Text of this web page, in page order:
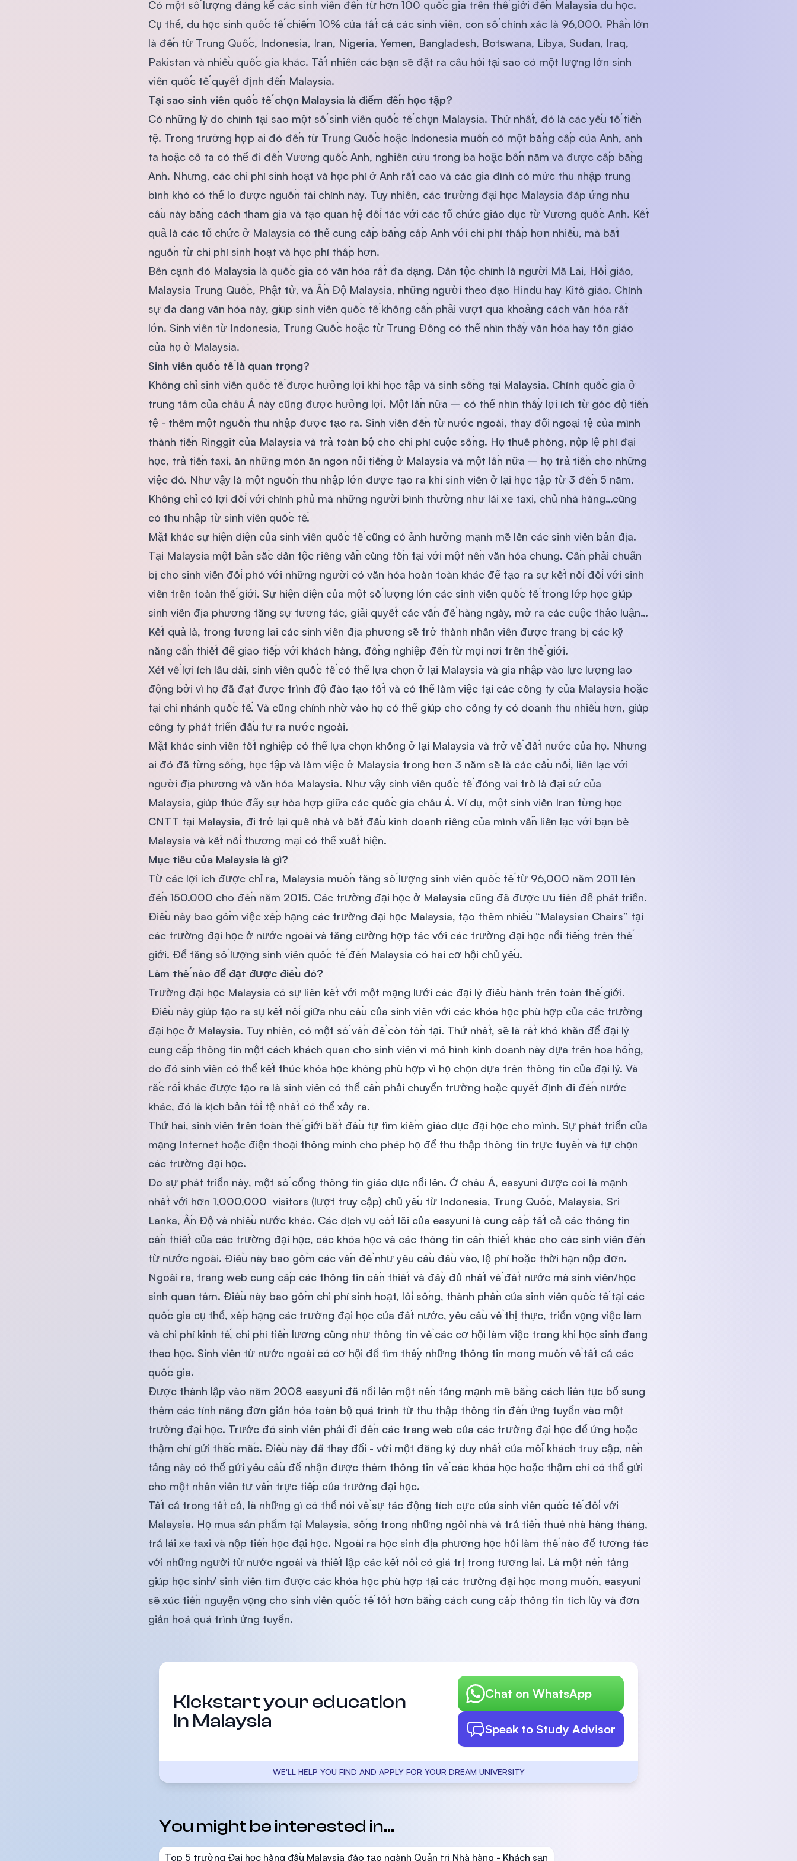
SEGi University Kota Damansara
Management and Science University (MSU)
Có một số lượng đáng kể các sinh viên đến từ hơn 100 quốc gia trên thế giới đến Malaysia du học.
Cụ thể, du học sinh quốc tế chiếm 10% của tất cả các sinh viên, con số chính xác là 96,000. Phần lớn
là đến từ Trung Quốc, Indonesia, Iran, Nigeria, Yemen, Bangladesh, Botswana, Libya, Sudan, Iraq,
Pakistan và nhiều quốc gia khác. Tất nhiên các bạn sẽ đặt ra câu hỏi tại sao có một lượng lớn sinh
viên quốc tế quyết định đến Malaysia.
Tại sao sinh viên quốc tế chọn Malaysia là điểm đến học tập?
Có những lý do chính tại sao một số sinh viên quốc tế chọn Malaysia. Thứ nhất, đó là các yếu tố tiền
tệ. Trong trường hợp ai đó đến từ Trung Quốc hoặc Indonesia muốn có một bằng cấp của Anh, anh
ta hoặc cô ta có thể đi đến Vương quốc Anh, nghiên cứu trong ba hoặc bốn năm và được cấp bằng
Anh. Nhưng, các chi phí sinh hoạt và học phí ở Anh rất cao và các gia đình có mức thu nhập trung
bình khó có thể lo được nguồn tài chính này. Tuy nhiên, các trường đại học Malaysia đáp ứng nhu
cầu này bằng cách tham gia và tạo quan hệ đối tác với các tổ chức giáo dục từ Vương quốc Anh. Kết
quả là các tổ chức ở Malaysia có thể cung cấp bằng cấp Anh với chi phí thấp hơn nhiều, mà bắt
nguồn từ chi phí sinh hoạt và học phí thấp hơn.
Bên cạnh đó Malaysia là quốc gia có văn hóa rất đa dạng. Dân tộc chính là người Mã Lai, Hồi giáo,
Malaysia Trung Quốc, Phật tử, và Ấn Độ Malaysia, những người theo đạo Hindu hay Kitô giáo. Chính
sự đa dang văn hóa này, giúp sinh viên quốc tế không cần phải vượt qua khoảng cách văn hóa rất
lớn. Sinh viên từ Indonesia, Trung Quốc hoặc từ Trung Đông có thể nhìn thấy văn hóa hay tôn giáo
của họ ở Malaysia.
Sinh viên quốc tế là quan trọng?
Không chỉ sinh viên quốc tế được hưởng lợi khi học tập và sinh sống tại Malaysia. Chính quốc gia ở
trung tâm của châu Á này cũng được hưởng lợi. Một lần nữa – có thể nhìn thấy lợi ích từ góc độ tiền
tệ - thêm một nguồn thu nhập được tạo ra. Sinh viên đến từ nước ngoài, thay đổi ngoại tệ của mình
thành tiền Ringgit của Malaysia và trả toàn bộ cho chi phí cuộc sống. Họ thuê phòng, nộp lệ phí đại
học, trả tiền taxi, ăn những món ăn ngon nổi tiếng ở Malaysia và một lần nữa – họ trả tiền cho những
việc đó. Như vậy là một nguồn thu nhập lớn được tạo ra khi sinh viên ở lại học tập từ 3 đến 5 năm.
Không chỉ có lợi đối với chính phủ mà những người bình thường như lái xe taxi, chủ nhà hàng…cũng
có thu nhập từ sinh viên quốc tế.
Mặt khác sự hiện diện của sinh viên quốc tế cũng có ảnh hưởng mạnh mẽ lên các sinh viên bản địa.
Tại Malaysia một bản sắc dân tộc riêng vẫn cùng tồn tại với một nền văn hóa chung. Cần phải chuẩn
bị cho sinh viên đối phó với những người có văn hóa hoàn toàn khác để tạo ra sự kết nối đối với sinh
viên trên toàn thế giới. Sự hiện diện của một số lượng lớn các sinh viên quốc tế trong lớp học giúp
sinh viên địa phương tăng sự tương tác, giải quyết các vấn đề hàng ngày, mở ra các cuộc thảo luận…
Kết quả là, trong tương lai các sinh viên địa phương sẽ trở thành nhân viên được trang bị các kỹ
năng cần thiết để giao tiếp với khách hàng, đồng nghiệp đến từ mọi nơi trên thế giới.
Xét về lợi ích lâu dài, sinh viên quốc tế có thể lựa chọn ở lại Malaysia và gia nhập vào lực lượng lao
động bởi vì họ đã đạt được trình độ đào tạo tốt và có thể làm việc tại các công ty của Malaysia hoặc
tại chi nhánh quốc tế. Và cũng chính nhờ vào họ có thể giúp cho công ty có doanh thu nhiều hơn, giúp
công ty phát triển đầu tư ra nước ngoài.
Mặt khác sinh viên tốt nghiệp có thể lựa chọn không ở lại Malaysia và trở về đất nước của họ. Nhưng
ai đó đã từng sống, học tập và làm việc ở Malaysia trong hơn 3 năm sẽ là các cầu nối, liên lạc với
người địa phương và văn hóa Malaysia. Như vậy sinh viên quốc tế đóng vai trò là đại sứ của
Malaysia, giúp thúc đẩy sự hòa hợp giữa các quốc gia châu Á. Ví dụ, một sinh viên Iran từng học
CNTT tại Malaysia, đi trở lại quê nhà và bắt đầu kinh doanh riêng của mình vẫn liên lạc với bạn bè
Malaysia và kết nối thương mại có thể xuất hiện.
Mục tiêu của Malaysia là gì?
Từ các lợi ích được chỉ ra, Malaysia muốn tăng số lượng sinh viên quốc tế từ 96,000 năm 2011 lên
đến 150.000 cho đến năm 2015. Các trường đại học ở Malaysia cũng đã được ưu tiên để phát triển.
Điều này bao gồm việc xếp hạng các trường đại học Malaysia, tạo thêm nhiều “Malaysian Chairs” tại
các trường đại học ở nước ngoài và tăng cường hợp tác với các trường đại học nổi tiếng trên thế
giới. Để tăng số lượng sinh viên quốc tế đến Malaysia có hai cơ hội chủ yếu.
Làm thế nào để đạt được điều đó?
Trường đại học Malaysia có sự liên kết với một mạng lưới các đại lý điều hành trên toàn thế giới.
Điều này giúp tạo ra sụ kết nối giữa nhu cầu của sinh viên với các khóa học phù hợp của các trường
đại học ở Malaysia. Tuy nhiên, có một số vấn đề còn tồn tại. Thứ nhất, sẽ là rất khó khăn để đại lý
cung cấp thông tin một cách khách quan cho sinh viên vì mô hình kinh doanh này dựa trên hoa hồng,
do đó sinh viên có thể kết thúc khóa học không phù hợp vì họ chọn dựa trên thông tin của đại lý. Và
rắc rối khác được tạo ra là sinh viên có thể cần phải chuyển trường hoặc quyết định đi đến nước
khác, đó là kịch bản tồi tệ nhất có thể xảy ra.
Thứ hai, sinh viên trên toàn thế giới bắt đầu tự tìm kiếm giáo dục đại học cho mình. Sự phát triển của
mạng Internet hoặc điện thoại thông minh cho phép họ để thu thập thông tin trực tuyến và tự chọn
các trường đại học.
Do sự phát triển này, một số cổng thông tin giáo dục nổi lên. Ở châu Á, easyuni được coi là mạnh
nhất với hơn 1,000,000 visitors (lượt truy cập) chủ yếu từ Indonesia, Trung Quốc, Malaysia, Sri
Lanka, Ấn Độ và nhiều nước khác. Các dịch vụ cốt lõi của easyuni là cung cấp tất cả các thông tin
cần thiết của các trường đại học, các khóa học và các thông tin cần thiết khác cho các sinh viên đến
từ nước ngoài. Điều này bao gồm các vấn đề như yêu cầu đầu vào, lệ phí hoặc thời hạn nộp đơn.
Ngoài ra, trang web cung cấp các thông tin cần thiết và đầy đủ nhất về đất nước mà sinh viên/học
sinh quan tâm. Điều này bao gồm chi phí sinh hoạt, lối sống, thành phần của sinh viên quốc tế tại các
quốc gia cụ thể, xếp hạng các trường đại học của đất nước, yêu cầu về thị thực, triển vọng việc làm
và chi phí kinh tế, chi phí tiền lương cũng như thông tin về các cơ hội làm việc trong khi học sinh đang
theo học. Sinh viên từ nước ngoài có cơ hội để tìm thấy những thông tin mong muốn về tất cả các
quốc gia.
Được thành lập vào năm 2008 easyuni đã nổi lên một nền tảng mạnh mẽ bằng cách liên tục bổ sung
thêm các tính năng đơn giản hóa toàn bộ quá trình từ thu thập thông tin đến ứng tuyển vào một
trường đại học. Trước đó sinh viên phải đi đến các trang web của các trường đại học để ứng hoặc
thậm chí gửi thắc mắc. Điều này đã thay đổi - với một đăng ký duy nhất của mỗi khách truy cập, nền
tảng này có thể gửi yêu cầu để nhận được thêm thông tin về các khóa học hoặc thậm chí có thể gửi
cho một nhân viên tư vấn trực tiếp của trường đại học.
Tất cả trong tất cả, là những gì có thể nói về sự tác động tích cực của sinh viên quốc tế đối với
Malaysia. Họ mua sản phẩm tại Malaysia, sống trong những ngôi nhà và trả tiền thuê nhà hàng tháng,
trả lái xe taxi và nộp tiền học đại học. Ngoài ra học sinh địa phương học hỏi làm thế nào để tương tác
với những người từ nước ngoài và thiết lập các kết nối có giá trị trong tương lai. Là một nền tảng
giúp học sinh/ sinh viên tìm được các khóa học phù hợp tại các trường đại học mong muốn, easyuni
sẽ xúc tiến nguyện vọng cho sinh viên quốc tế tốt hơn bằng cách cung cấp thông tin tích lũy và đơn
giản hoá quá trình ứng tuyển.
Kickstart your education
in Malaysia
Chat on WhatsApp
Speak to Study Advisor
WE'LL HELP YOU FIND AND APPLY FOR YOUR DREAM UNIVERSITY
You might be interested in...
Top 5 trường Đại học hàng đầu Malaysia đào tạo ngành Quản trị Nhà hàng - Khách sạn